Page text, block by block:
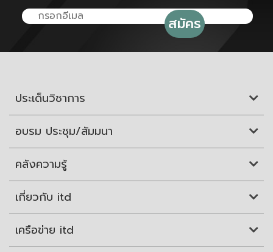
ประเด็นวิชาการ
อบรม ประชุม/สัมมนา
คลังความรู้
เกี่ยวกับ itd
เครือข่าย itd